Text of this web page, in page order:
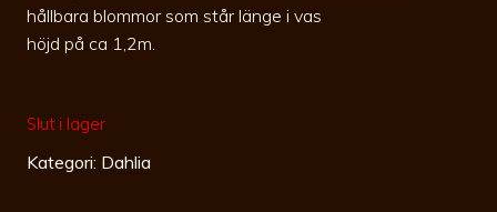
hållbara blommor som står länge i vas
höjd på ca 1,2m.
Slut i lager
Kategori: Dahlia